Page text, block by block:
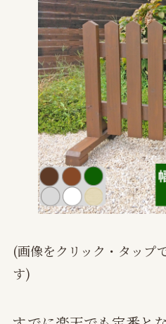
(画像をクリック・タップ
す)